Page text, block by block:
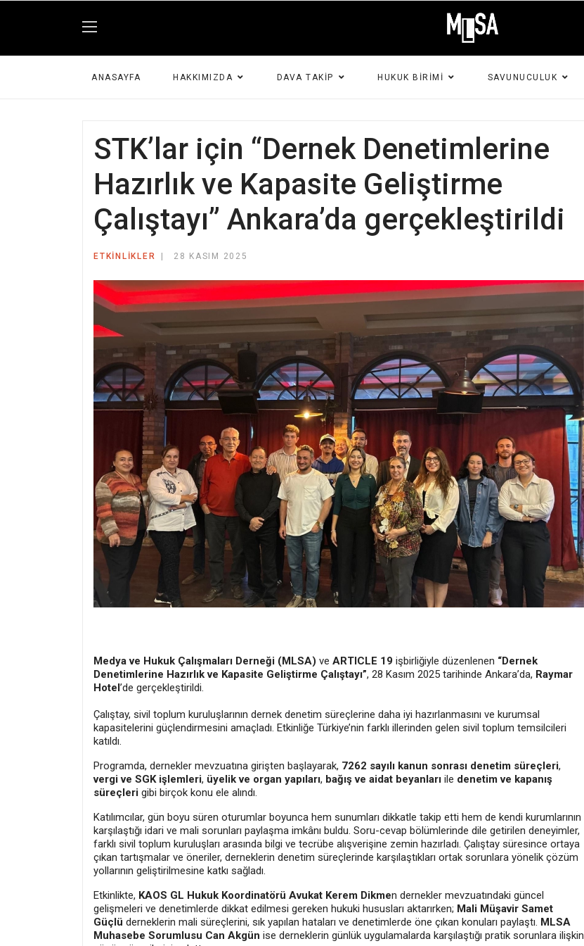
ANASAYFA HAKKIMIZDA DAVA TAKIP HUKUK BIRIMI SAVUNUCULUK
STK’lar için “Dernek Denetimlerine
Hazırlık ve Kapasite Geliştirme
Çalıştayı” Ankara’da gerçekleştirildi
ETKINLIKLER 28 KASIM 2025
Medya ve Hukuk Çalışmaları Derneği (MLSA) ve ARTICLE 19 işbirliğiyle düzenlenen “Dernek
Denetimlerine Hazırlık ve Kapasite Geliştirme Çalıştayı”, 28 Kasım 2025 tarihinde Ankara’da, Raymar
Hotel ’de gerçekleştirildi.
Çalıştay, sivil toplum kuruluşlarının dernek denetim süreçlerine daha iyi hazırlanmasını ve kurumsal
kapasitelerini güçlendirmesini amaçladı. Etkinliğe Türkiye’nin farklı illerinden gelen sivil toplum temsilcileri
katıldı.
Programda, dernekler mevzuatına girişten başlayarak, 7262 sayılı kanun sonrası denetim süreçleri,
vergi ve SGK işlemleri, üyelik ve organ yapıları, bağış ve aidat beyanları ile denetim ve kapanış
süreçleri gibi birçok konu ele alındı.
Katılımcılar, gün boyu süren oturumlar boyunca hem sunumları dikkatle takip etti hem de kendi kurumlarının
karşılaştığı idari ve mali sorunları paylaşma imkânı buldu. Soru-cevap bölümlerinde dile getirilen deneyimler,
farklı sivil toplum kuruluşları arasında bilgi ve tecrübe alışverişine zemin hazırladı. Çalıştay süresince ortaya
çıkan tartışmalar ve öneriler, derneklerin denetim süreçlerinde karşılaştıkları ortak sorunlara yönelik çözüm
yollarının geliştirilmesine katkı sağladı.
Etkinlikte, KAOS GL Hukuk Koordinatörü Avukat Kerem Dikmen dernekler mevzuatındaki güncel
gelişmeleri ve denetimlerde dikkat edilmesi gereken hukuki hususları aktarırken; Mali Müşavir Samet
Güçlü derneklerin mali süreçlerini, sık yapılan hataları ve denetimlerde öne çıkan konuları paylaştı. MLSA
Muhasebe Sorumlusu Can Akgün ise derneklerin günlük uygulamalarda karşılaştığı pratik sorunlara ilişkin